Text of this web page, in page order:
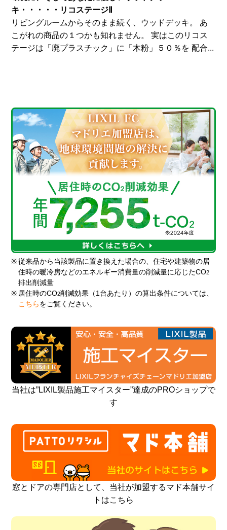
キ・・・・・リコステージⅡ
リビングルームからそのまま続く、ウッドデッキ。 あ
こがれの商品の１つかも知れません。 実はこのリコス
テージは「廃プラスチック」に「木粉」５０％を 配合...
※ 従来品から当該製品に置き換えた場合の、住宅や建築物の居
住時の暖冷房などのエネルギー消費量の削減量に応じたCO2
排出削減量
※ 居住時のCO2削減効果（1台あたり）の算出条件については、
こちら をご覧ください。
当社は”LIXIL製品施工マイスター”達成のPROショップで
す
窓とドアの専門店として、当社が加盟するマド本舗サイ
トはこちら